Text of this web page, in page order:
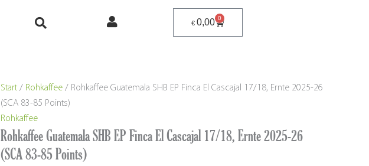
€ 0,00 0
Warenkorb
Start / Rohkaffee / Rohkaffee Guatemala SHB EP Finca El Cascajal 17/18, Ernte 2025-26
(SCA 83-85 Points)
Rohkaffee
Rohkaffee Guatemala SHB EP Finca El Cascajal 17/18, Ernte 2025-26
(SCA 83-85 Points)
Guatemala
El
Cascajal
17/18,
Ernte
26